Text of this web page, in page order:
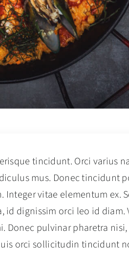
tincidunt. Orci varius
mus. Donec tincidunt
vitae elementum ex.
dignissim orci leo id
Donec pulvinar pharetra
orci sollicitudin tincidunt